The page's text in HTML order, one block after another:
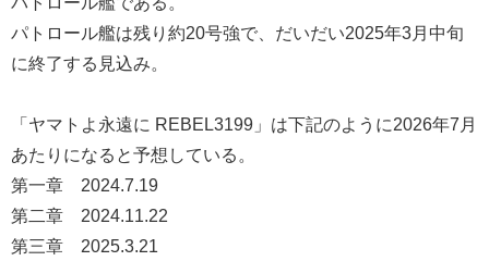
パトロール艦は残り約20号強で、だいだい2025年3月中旬
に終了する見込み。
「ヤマトよ永遠に REBEL3199」は下記のように2026年7月
あたりになると予想している。
第一章 2024.7.19
第二章 2024.11.22
第三章 2025.3.21